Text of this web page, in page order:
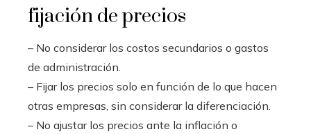
fijación de precios
– No considerar los costos secundarios o gastos
de administración.
– Fijar los precios solo en función de lo que hacen
otras empresas, sin considerar la diferenciación.
– No ajustar los precios ante la inflación o